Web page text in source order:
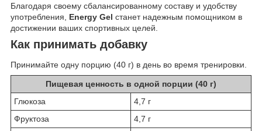
Благодаря своему сбалансированному составу и удобству
употребления, Energy Gel станет надежным помощником в
достижении ваших спортивных целей.
Как принимать добавку
Принимайте одну порцию (40 г) в день во время тренировки.
Пищевая ценность в одной порции (40 г)
Глюкоза
4,7 г
Фруктоза
4,7 г